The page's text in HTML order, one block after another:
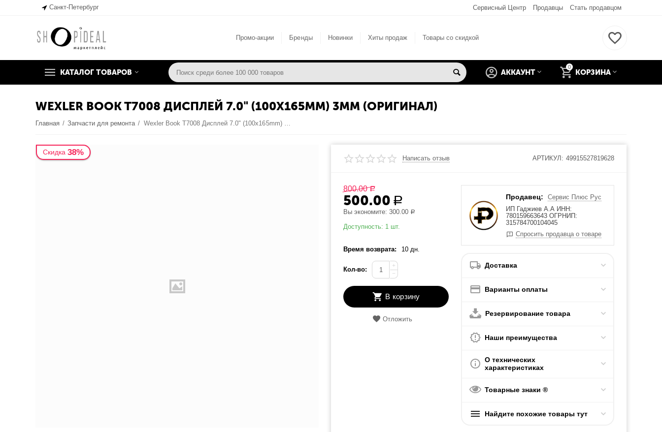
Санкт-Петербург Сервисный Центр Продавцы Стать продавцом
Промо-акции Бренды Новинки Хиты продаж Товары со скидкой
КАТАЛОГ ТОВАРОВ
0
КОРЗИНА
АККАУНТ
WEXLER BOOK T7008 ДИСПЛЕЙ 7.0" (100X165MM) 3MM (ОРИГИНАЛ)
Главная / Запчасти для ремонта / Wexler Book T7008 Дисплей 7.0" (100x165mm) 3mm (Оригинал)
Скидка 38%
Написать отзыв АРТИКУЛ: 49915527819628
800.00 Р
500.00 Р
Вы экономите:300.00 Р
Доступность: 1 шт.
Время возврата: 10 дн.
Кол-во:
+
−
В корзину
Отложить
Продавец:
Сервис Плюс Рус
ИП Гаджиев А.А ИНН:
780159663643 ОГРНИП:
315784700104045
Спросить продавца о товаре
Доставка
Варианты оплаты
Резервирование товара
Наши преимущества
О технических
характеристиках
Товарные знаки ®
Найдите похожие товары тут